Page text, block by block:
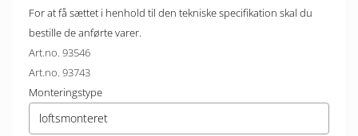
For at få sættet i henhold til den tekniske specifikation skal du
bestille de anførte varer.
Art.no. 93546
Art.no. 93743
Monteringstype
loftsmonteret